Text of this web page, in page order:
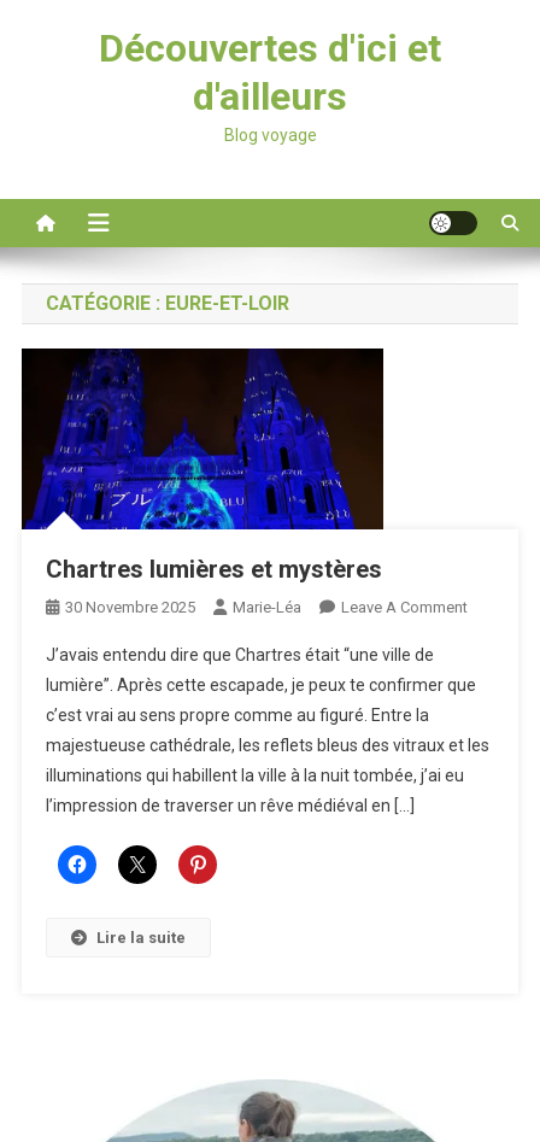
Découvertes d'ici et
d'ailleurs
Blog voyage
CATÉGORIE : EURE-ET-LOIR
Chartres lumières et mystères
30 Novembre 2025 Marie-Léa Leave A CommentOn
Et
J’avais entendu dire que Chartres était “une ville de
lumière”. Après cette escapade, je peux te confirmer que
c’est vrai au sens propre comme au figuré. Entre la
majestueuse cathédrale, les reflets bleus des vitraux et les
illuminations qui habillent la ville à la nuit tombée, j’ai eu
l’impression de traverser un rêve médiéval en […]
Lire la suite